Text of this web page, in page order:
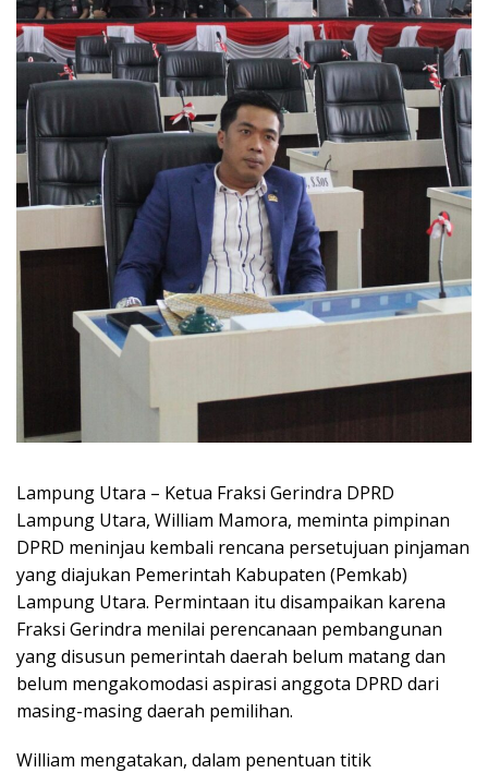
Lampung Utara – Ketua Fraksi Gerindra DPRD
Lampung Utara, William Mamora, meminta pimpinan
DPRD meninjau kembali rencana persetujuan pinjaman
yang diajukan Pemerintah Kabupaten (Pemkab)
Lampung Utara. Permintaan itu disampaikan karena
Fraksi Gerindra menilai perencanaan pembangunan
yang disusun pemerintah daerah belum matang dan
belum mengakomodasi aspirasi anggota DPRD dari
masing-masing daerah pemilihan.
William mengatakan, dalam penentuan titik